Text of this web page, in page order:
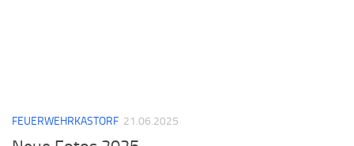
FEUERWEHRKASTORF 21.06.2025